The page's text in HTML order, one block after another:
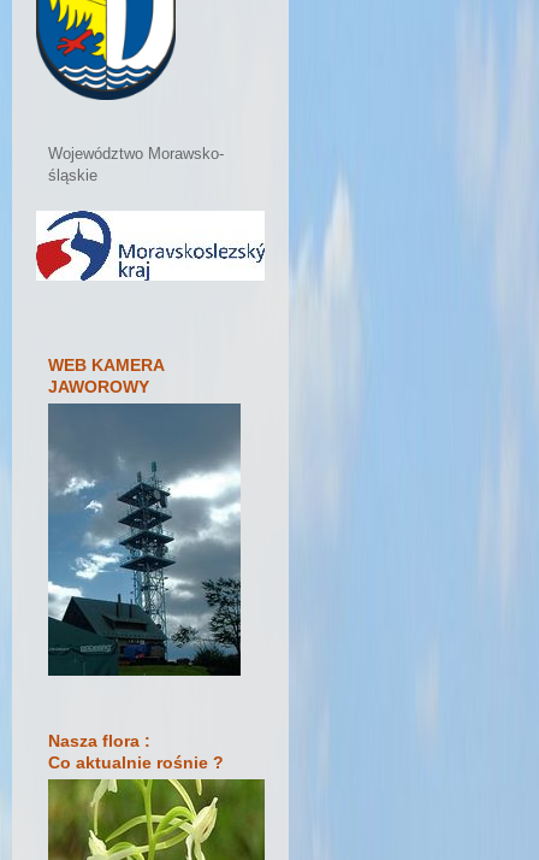
Województwo Morawsko-
śląskie
WEB KAMERA
JAWOROWY
Nasza flora :
Co aktualnie rośnie ?